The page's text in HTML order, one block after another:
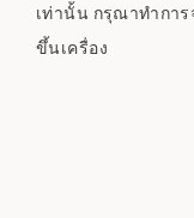
เท่านั้น กรุณาทำกา
ขึ้นเครื่อง